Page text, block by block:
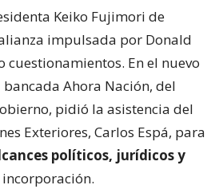
Keiko Fujimori de
impulsada por Donald
cuestionamientos. En el nuevo
Ahora Nación, del
pidió la asistencia del
Exteriores, Carlos Espá, para
políticos, jurídicos y
incorporación.